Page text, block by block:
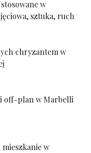
w
sztuka, ruch
chryzantem w
off-plan w Marbelli
w